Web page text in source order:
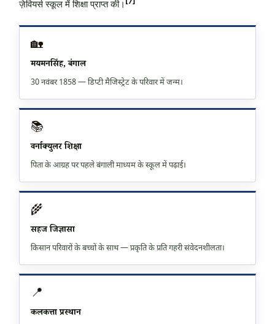
ज़ेवियर्स स्कूल में शिक्षा प्राप्त की।
🏡
मयमनसिंह, बंगाल
30 नवंबर 1858 — डिप्टी मैजिस्ट्रेट के परिवार में जन्म।
📚
वर्नाक्युलर शिक्षा
पिता के आग्रह पर पहले बंगाली माध्यम के स्कूल में पढ़ाई।
🌾
सहज जिज्ञासा
किसान परिवारों के बच्चों के साथ — प्रकृति के प्रति गहरी संवेदनशीलता।
📍
कलकत्ता प्रस्थान